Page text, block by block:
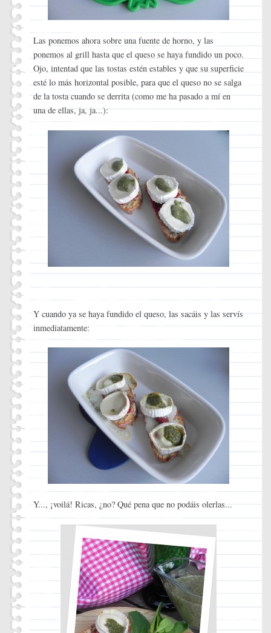
Las ponemos ahora sobre una fuente de horno, y las
ponemos al grill hasta que el queso se haya fundido un poco.
Ojo, intentad que las tostas estén estables y que su superficie
esté lo más horizontal posible, para que el queso no se salga
de la tosta cuando se derrita (como me ha pasado a mí en
una de ellas, ja, ja...):
Y cuando ya se haya fundido el queso, las sacáis y las servís
inmediatamente:
Y..., ¡voilá! Ricas, ¿no? Qué pena que no podáis olerlas...